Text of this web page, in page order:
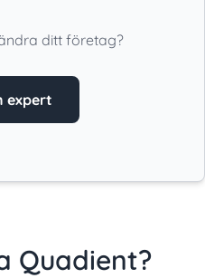
ditt företag?
expert
Quadient?